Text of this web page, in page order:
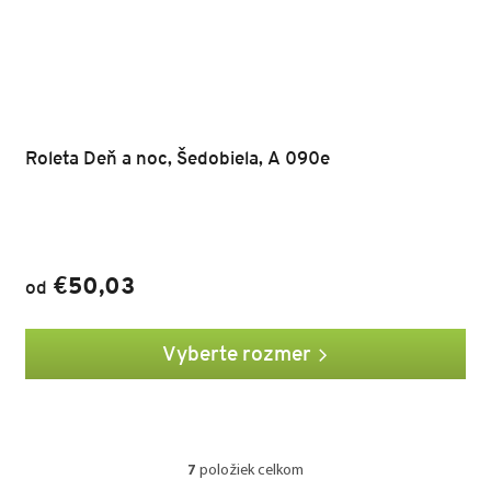
Roleta Deň a noc, Šedobiela, A 090e
od €50,03
Vyberte rozmer
O
7 položiek celkom